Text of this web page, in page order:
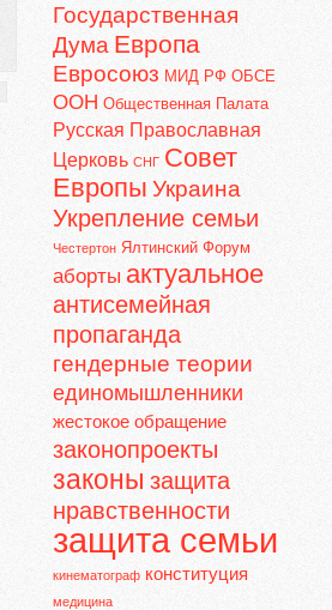
Государственная
Дума Европа
Евросоюз МИД РФ ОБСЕ
ООН Общественная Палата
Русская Православная
Церковь СНГ Совет
Европы Украина
Укрепление семьи
Честертон Ялтинский Форум
аборты актуальное
антисемейная
пропаганда
гендерные теории
единомышленники
жестокое обращение
законопроекты
законы защита
нравственности
защита семьи
кинематограф конституция
медицина